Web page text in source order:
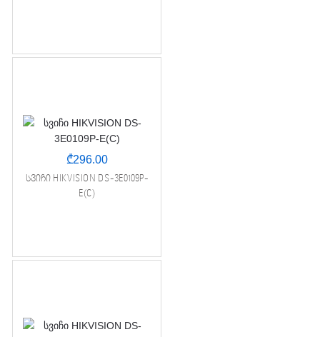
₾296.00
სვიჩი HIKVISION DS-3E0109P-
E(C)